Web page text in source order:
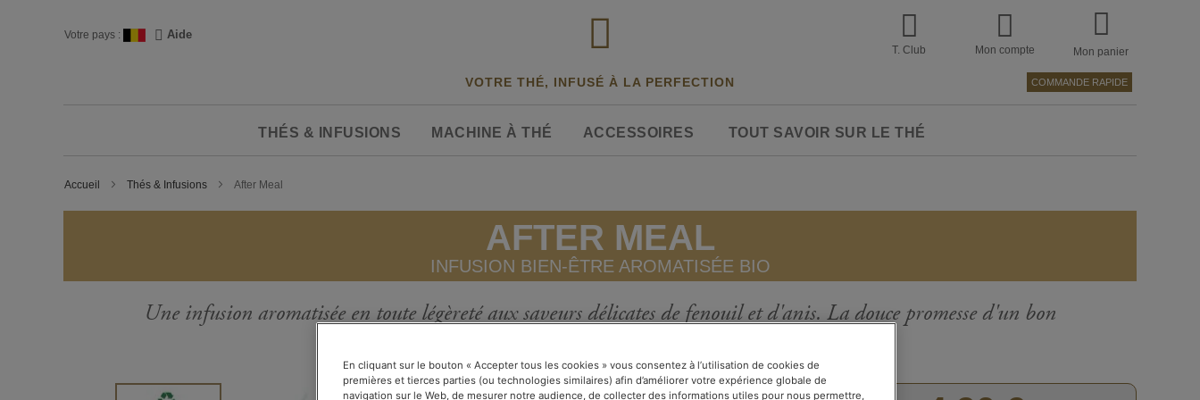
Votre pays : Langue Aide
T. Club Mon compte Mon panier
VOTRE THÉ, INFUSÉ À LA PERFECTION COMMANDE RAPIDE
THÉS & INFUSIONS MACHINE À THÉ ACCESSOIRES TOUT SAVOIR SUR LE THÉ
Accueil Thés & Infusions After Meal
AFTER MEAL
INFUSION BIEN-ÊTRE AROMATISÉE BIO
Une infusion aromatisée en toute légèreté aux saveurs délicates de fenouil et d'anis. La douce promesse d'un bon
Passer
En cliquant sur le bouton « Accepter tous les cookies » vous consentez à l’utilisation de cookies de
premières et tierces parties (ou technologies similaires) afin d’améliorer votre expérience globale de
navigation sur le Web, de mesurer notre audience, de collecter des informations utiles pour nous permettre,